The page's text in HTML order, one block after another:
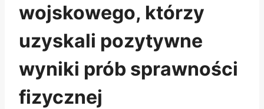
wojskowego, którzy
uzyskali pozytywne
wyniki prób sprawności
fizycznej